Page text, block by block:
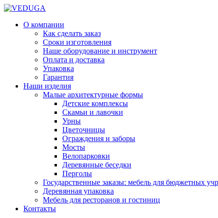
О компании
Как сделать заказ
Сроки изготовления
Наше оборудование и инструмент
Оплата и доставка
Упаковка
Гарантия
Наши изделия
Малые архитектурные формы
Детские комплексы
Скамьи и лавочки
Урны
Цветочницы
Ограждения и заборы
Мосты
Велопарковки
Деревянные беседки
Перголы
Государственные заказы: мебель для бюджетных
Деревянная упаковка
Мебель для ресторанов и гостиниц
Контакты